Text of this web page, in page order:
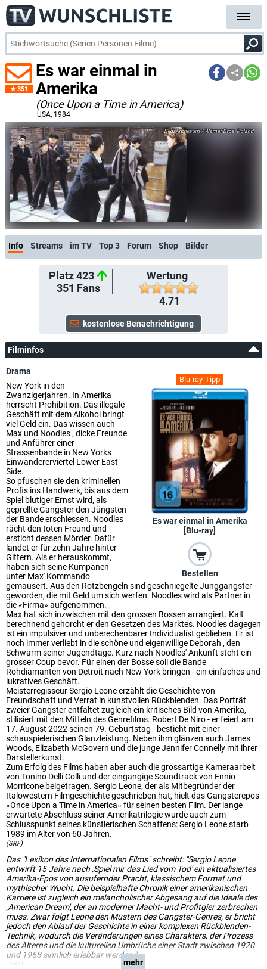
351
Es war einmal in
Amerika
(Once Upon a Time in America)
USA, 1984
Archiwum / Warner Bros. Poland
Info Streams im TV Top 3 Forum Shop Bilder
Platz 423
351 Fans
Wertung
4.71
Filminfos
Blu-ray-Tipp
Es war einmal in Amerika
[Blu-ray]
Bestellen
Drama
New York in den
Zwanzigerjahren. In Amerika
herrscht Prohibition. Das illegale
Geschäft mit dem Alkohol bringt
viel Geld ein. Das wissen auch
Max und Noodles , dicke Freunde
und Anführer einer
Strassenbande in New Yorks
Einwandererviertel Lower East
Side.
So pfuschen sie den kriminellen
Profis ins Handwerk, bis aus dem
Spiel blutiger Ernst wird, als
geprellte Gangster den Jüngsten
der Bande erschiessen. Noodles
rächt den toten Freund und
ersticht dessen Mörder. Dafür
landet er für zehn Jahre hinter
Gittern. Als er herauskommt,
haben sich seine Kumpanen
unter Max' Kommando
gemausert. Aus den Rotzbengeln sind geschniegelte Junggangster
geworden, die mit Geld um sich werfen. Noodles wird als Partner in
die «Firma» aufgenommen.
Max hat sich inzwischen mit den grossen Bossen arrangiert. Kalt
berechnend gehorcht er den Gesetzen des Marktes. Noodles dagegen
ist ein impulsiver und unberechenbarer Individualist geblieben. Er ist
noch immer verliebt in die schöne und eigenwillige Deborah , den
Schwarm seiner Jugendtage. Kurz nach Noodles' Ankunft steht ein
grosser Coup bevor. Für einen der Bosse soll die Bande
Rohdiamanten von Detroit nach New York bringen - ein einfaches und
lukratives Geschäft.
Meisterregisseur Sergio Leone erzählt die Geschichte von
Freundschaft und Verrat in kunstvollen Rückblenden. Das Porträt
zweier Gangster entfaltet zugleich ein kritisches Bild von Amerika,
stilisiert mit den Mitteln des Genrefilms. Robert De Niro - er feiert am
17. August 2022 seinen 79. Geburtstag - besticht mit einer
schauspielerischen Glanzleistung. Neben ihm glänzen auch James
Woods, Elizabeth McGovern und die junge Jennifer Connelly mit ihrer
Darstellerkunst.
Zum Erfolg des Films haben aber auch die grossartige Kameraarbeit
von Tonino Delli Colli und der eingängige Soundtrack von Ennio
Morricone beigetragen. Sergio Leone, der als Mitbegründer der
Italowestern Filmgeschichte geschrieben hat, hielt das Gangsterepos
«Once Upon a Time in America» für seinen besten Film. Der lange
erwartete Abschluss seiner Amerikatrilogie wurde auch zum
Schlusspunkt seines künstlerischen Schaffens: Sergio Leone starb
1989 im Alter von 60 Jahren.
(SRF)
Das "Lexikon des Internationalen Films" schreibt: "Sergio Leone
entwirft 15 Jahre nach ‚Spiel mir das Lied vom Tod' ein aktualisiertes
Amerika-Epos von ausufernder Pracht, klassischem Format und
mythischer Wucht. Die beispielhafte Chronik einer amerikanischen
Karriere ist zugleich ein melancholischer Abgesang auf die Ideale des
‚American Dream', der an moderner Macht- und Profitgier zerbrechen
muss. Zwar folgt Leone den Mustern des Gangster-Genres, er bricht
jedoch den Ablauf der Geschichte in einer komplexen Rückblenden-
Technik, wodurch die Veränderungen eines Charakters, der Prozess
des Alterns und die kulturellen Umbrüche einer Stadt zwischen 1920
und 1968 sinnlich erlebbar werden.".
(arte) mehr